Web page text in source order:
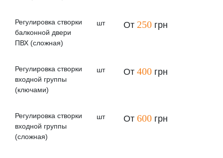
Регулировка створки
балконной двери
ПВХ (сложная)
шт От 250 грн
Регулировка створки
входной группы
(ключами)
шт От 400 грн
Регулировка створки
входной группы
(сложная)
шт От 600 грн